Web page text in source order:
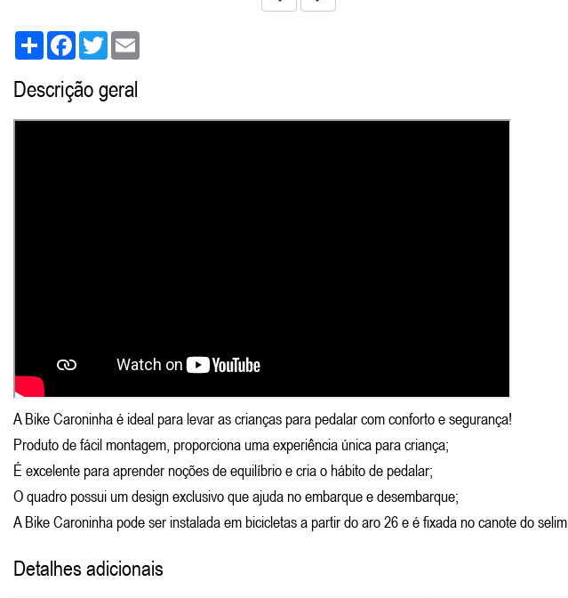
Share FacebookTwitter
Descrição geral
A Bike Caroninha é ideal para levar as crianças para pedalar com conforto e segurança!
Produto de fácil montagem, proporciona uma experiência única para criança;
É excelente para aprender noções de equilíbrio e cria o hábito de pedalar;
O quadro possui um design exclusivo que ajuda no embarque e desembarque;
A Bike Caroninha pode ser instalada em bicicletas a partir do aro 26 e é fixada no canote do selim.
Detalhes adicionais